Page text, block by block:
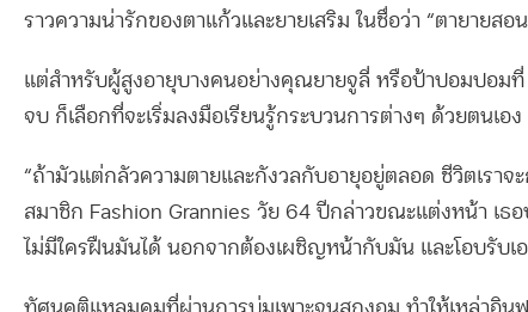
ราวความน่ารักของตาแก้วและยายเสริม ในชื่อว่า “ตายายสอ
แต่สำหรับผู้สูงอายุบางคนอย่างคุณยายจูลี่ หรือป้าปอมปอมที่
จบ ก็เลือกที่จะเริ่มลงมือเรียนรู้กระบวนการต่างๆ ด้วยตนเอง
“ถ้ามัวแต่กลัวความตายและกังวลกับอายุอยู่ตลอด ชีวิตเราจ
สมาชิก Fashion Grannies วัย 64 ปีกล่าวขณะแต่งหน้า เธ
ไม่มีใครฝืนมันได้ นอกจากต้องเผชิญหน้ากับมัน และโอบรับเ